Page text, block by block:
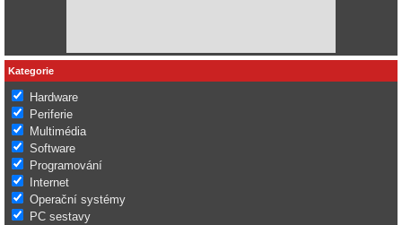
Kategorie
Hardware
Periferie
Multimédia
Software
Programování
Internet
Operační systémy
PC sestavy